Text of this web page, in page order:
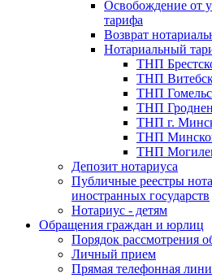
Освобождение от
тарифа
Возврат
Нотариальный
ТНП
ТНП
ТНП
ТНП
ТНП г.
ТНП
ТНП
Депозит нотариуса
Публичные реестры
иностранных государств
Нотариус - детям
Обращения граждан и юрлиц
Порядок рассмотрения
Личный прием
Прямая телефонная